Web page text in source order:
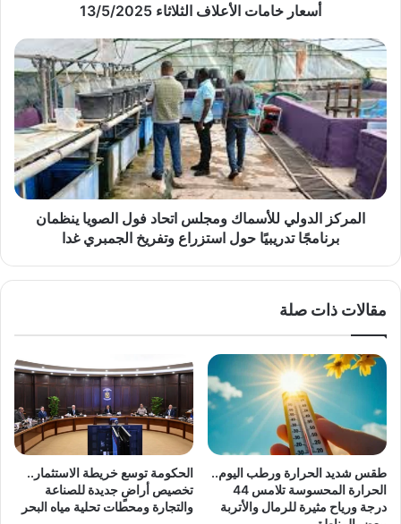
أسعار خامات الأعلاف الثلاثاء 13/5/2025
المركز
الدولي
للأسماك
ومجلس
اتحاد
فول
الصويا
ينظمان
برنامجًا
تدريبيًا
غدا
المركز الدولي للأسماك ومجلس اتحاد فول الصويا ينظمان
برنامجًا تدريبيًا حول استزراع وتفريخ الجمبري غدا
مقالات ذات صلة
طقس شديد الحرارة ورطب اليوم..
الحرارة المحسوسة تلامس 44
درجة ورياح مثيرة للرمال والأتربة
الحكومة توسع خريطة الاستثمار..
تخصيص أراضٍ جديدة للصناعة
والتجارة ومحطات تحلية مياه البحر